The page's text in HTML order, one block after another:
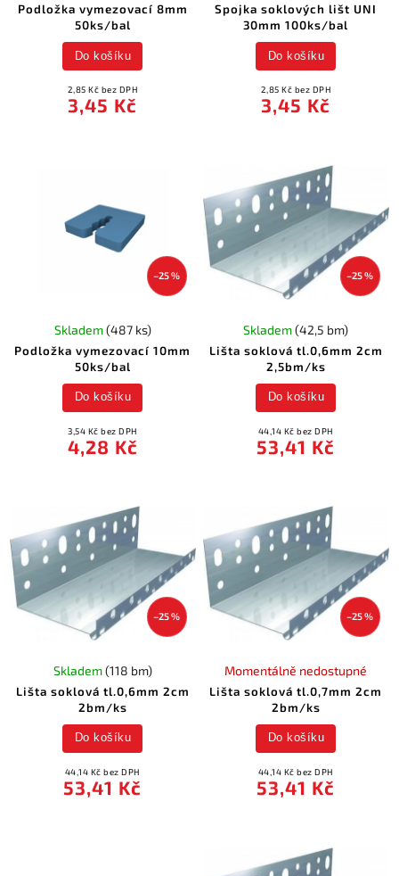
Podložka vymezovací 8mm
50ks/bal
2,85 Kč bez DPH
3,45 Kč
Do košíku
Spojka soklových lišt UNI
30mm 100ks/bal
2,85 Kč bez DPH
3,45 Kč
Do košíku
–25 %
Podložka vymezovací 10mm
50ks/bal
Skladem(487 ks)
3,54 Kč bez DPH
4,28 Kč
Do košíku
–25 %
Lišta soklová tl.0,6mm 2cm
2,5bm/ks
Skladem(42,5 bm)
44,14 Kč bez DPH
53,41 Kč
Do košíku
–25 %
Lišta soklová tl.0,6mm 2cm
2bm/ks
Skladem(118 bm)
44,14 Kč bez DPH
53,41 Kč
Do košíku
–25 %
Lišta soklová tl.0,7mm 2cm
2bm/ks
Momentálně nedostupné
44,14 Kč bez DPH
53,41 Kč
Do košíku